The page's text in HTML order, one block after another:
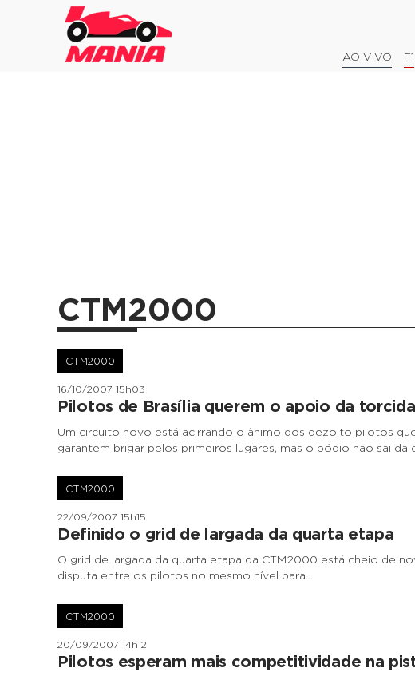
AO VIVO F1
CTM2000
CTM2000
16/10/2007 15h03
Pilotos de Brasília querem o apoio da torcida
Um circuito novo está acirrando o ânimo dos dezoito pilotos
garantem brigar pelos primeiros lugares, mas o pódio não sai da
CTM2000
22/09/2007 15h15
Definido o grid de largada da quarta etapa
O grid de largada da quarta etapa da CTM2000 está cheio de
disputa entre os pilotos no mesmo nível para…
CTM2000
20/09/2007 14h12
Pilotos esperam mais competitividade na